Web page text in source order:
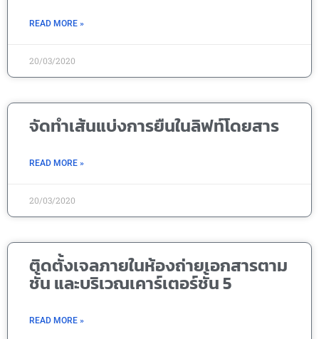
READ MORE »
20/03/2020
จัดทำเส้นแบ่งการยืนในลิฟท์โดยสาร
READ MORE »
20/03/2020
ติดตั้งเจลภายในห้องถ่ายเอกสารตาม
ชั้น และบริเวณเคาร์เตอร์ชั้น 5
READ MORE »